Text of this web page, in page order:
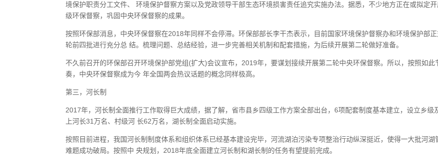
境保护职责分工文件、 环境保护督察方案以及党政领导干部生态环境损害责任追究实施办法。据悉，不少地方正在或拟定开
级环保督察，巩固中央环保督察的成果。
按照环保部消息，中央环保督察在2018年同样不会停滞。环保部部长李干杰表示，目前国家环境保护督察办和环境保护部
轮前四批进行充分总 结。梳理问题、总结经验，进一步完善相关机制和配套措施，为后续开展第二轮做好准备。
不久前召开的环保部召开环境保护部党组(扩大)会议宣布，2019年，要谋划接续开展第二轮中央环保督察。所以，按照如此
奏，中央环保督察成为今 年全国两会热议话题的概念同样极高。
第三，河长制
2017年，河长制全面推行工作取得巨大成绩，据了解，省市县乡四级工作方案全部出台，6项配套制度基本建立，设立乡级
上河长31万名、村级河 长62万名，湖长制全面启动实施。
按照目前进程，我国河长制制度体系和组织体系已经基本建设完毕，河流湖泊污染专项整治行动纵深挺近，使得一大批河湖
难题成功破局。按照中 央规划，2018年底全面建立河长制和湖长制的任务有望提前完成。